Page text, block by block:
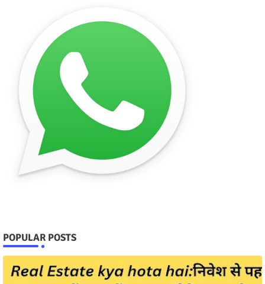
POPULAR POSTS